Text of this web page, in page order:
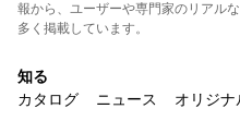
報から、ユーザーや専門家のリアル
多く掲載しています。
知る
カタログ
ニュース オリジナ